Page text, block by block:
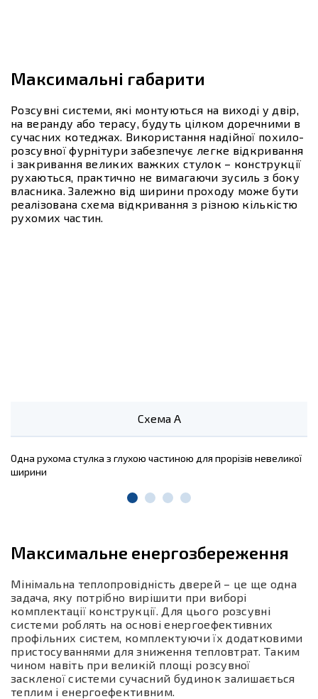
Максимальні габарити
Розсувні системи, які монтуються на виході у двір,
на веранду або терасу, будуть цілком доречними в
сучасних котеджах. Використання надійної похило-
розсувної фурнітури забезпечує легке відкривання
і закривання великих важких стулок – конструкції
рухаються, практично не вимагаючи зусиль з боку
власника. Залежно від ширини проходу може бути
реалізована схема відкривання з різною кількістю
рухомих частин.
Схема А
Одна рухома стулка з глухою частиною для прорізів невеликої
ширини
Максимальне енергозбереження
Мінімальна теплопровідність дверей – це ще одна
задача, яку потрібно вирішити при виборі
комплектації конструкції. Для цього розсувні
системи роблять на основі енергоефективних
профільних систем, комплектуючи їх додатковими
пристосуваннями для зниження тепловтрат. Таким
чином навіть при великій площі розсувної
заскленої системи сучасний будинок залишається
теплим і енергоефективним.